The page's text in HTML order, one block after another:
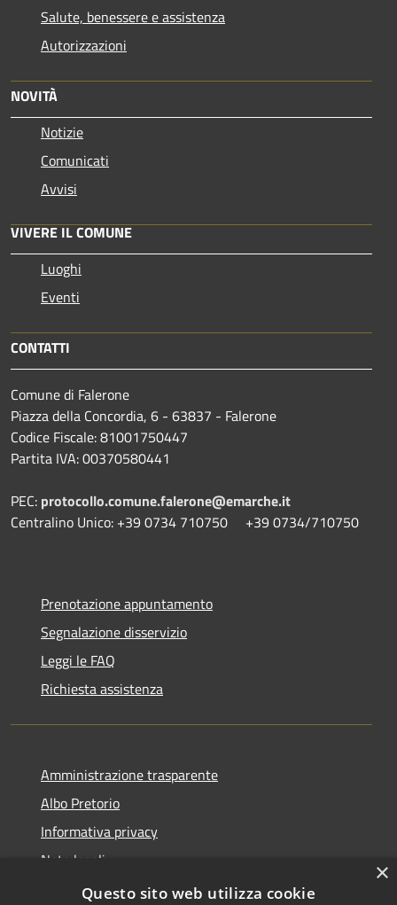
Salute, benessere e assistenza
Autorizzazioni
NOVITÀ
Notizie
Comunicati
Avvisi
VIVERE IL COMUNE
Luoghi
Eventi
CONTATTI
Comune di Falerone
Piazza della Concordia, 6 - 63837 - Falerone
Codice Fiscale: 81001750447
Partita IVA: 00370580441
PEC: protocollo.comune.falerone@emarche.it
Centralino Unico: +39 0734 710750 +39 0734/710750
Prenotazione appuntamento
Segnalazione disservizio
Leggi le FAQ
Richiesta assistenza
Amministrazione trasparente
Albo Pretorio
Informativa privacy
Note legali
Dichiarazione di accessibilità
×
Questo sito web utilizza cookie